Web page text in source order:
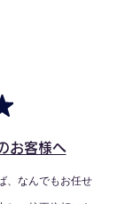
お客様へ
、なんでもお任せ